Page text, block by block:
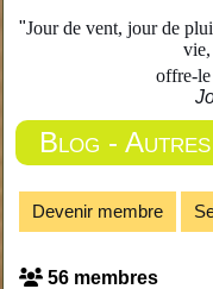
"Jour de vent, jour de
offre-
Blog - Autres
Devenir membre
56 membres